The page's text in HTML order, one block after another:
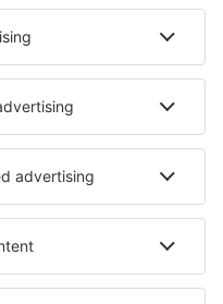
Unterkunft in Dokkum
Unterkunft in Cuijk